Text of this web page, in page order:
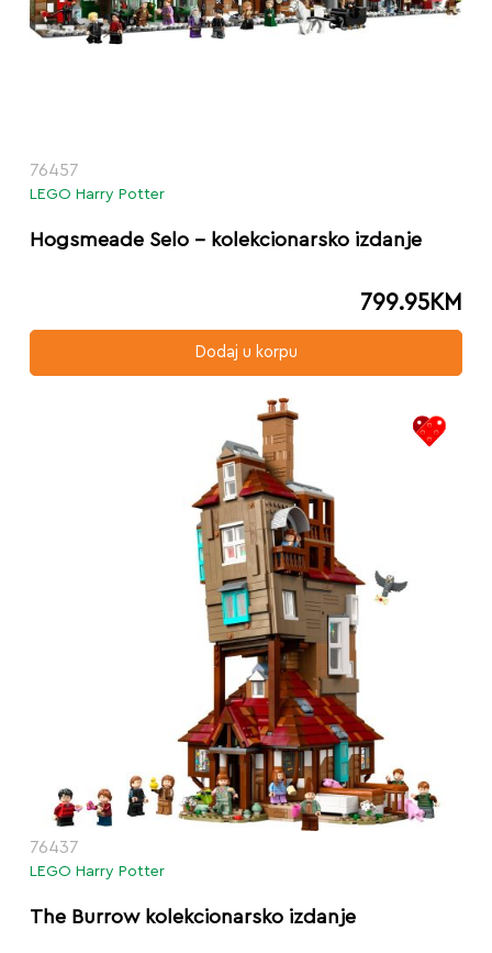
76457
LEGO Harry Potter
Hogsmeade Selo – kolekcionarsko izdanje
799.95KM
Dodaj u korpu
76437
LEGO Harry Potter
The Burrow kolekcionarsko izdanje